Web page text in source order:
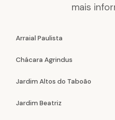
mais
Arraial Paulista
Chácara Agrindus
Jardim Altos do Taboão
Jardim Beatriz